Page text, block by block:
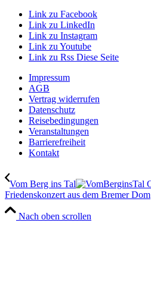
Link zu Facebook
Link zu LinkedIn
Link zu Instagram
Link zu Youtube
Link zu Rss Diese Seite
Impressum
AGB
Vertrag widerrufen
Datenschutz
Reisebedingungen
Veranstaltungen
Barrierefreiheit
Kontakt
Vom Berg ins Tal
Friedenskonzert aus dem Bremer Dom
Nach oben scrollen